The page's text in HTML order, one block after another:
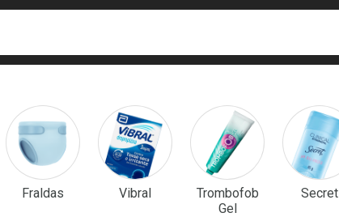
Destaque
Fraldas Vibral
Trombofob
Gel
Secret